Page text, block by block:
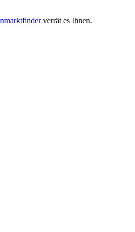
verrät es Ihnen.